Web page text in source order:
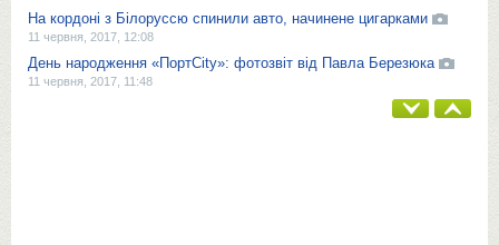
На кордоні з Білоруссю спинили авто, начинене цигарками
11 червня, 2017, 12:08
День народження «ПортCity»: фотозвіт від Павла Березюка
11 червня, 2017, 11:48